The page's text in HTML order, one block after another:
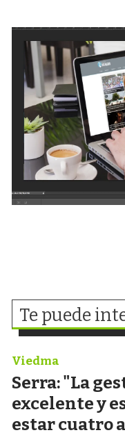
Te puede
Serra: "La
excelente y
estar cuatro
Viedma